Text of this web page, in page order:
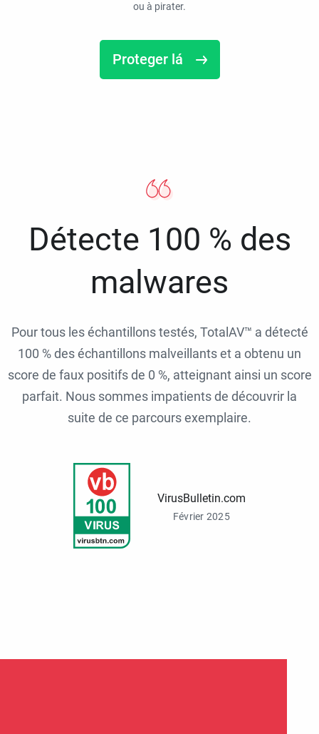
ou à pirater.
Proteger lá
Détecte 100 % des
malwares
Pour tous les échantillons testés, TotalAV™ a détecté
100 % des échantillons malveillants et a obtenu un
score de faux positifs de 0 %, atteignant ainsi un score
parfait. Nous sommes impatients de découvrir la
suite de ce parcours exemplaire.
VirusBulletin.com
Février 2025